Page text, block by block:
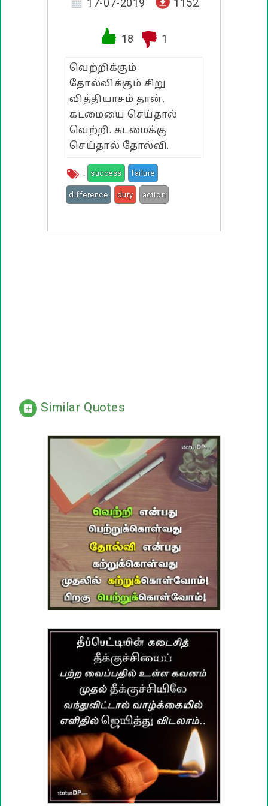
பண்டிகை வாழ்த்துக்கள்
17-07-2019 1152
18 1
வெற்றிக்கும்
தோல்விக்கும் சிறு
வித்தியாசம் தான்.
கடமையை செய்தால்
வெற்றி. கடமைக்கு
செய்தால் தோல்வி.
: success failure
difference duty action
Similar Quotes